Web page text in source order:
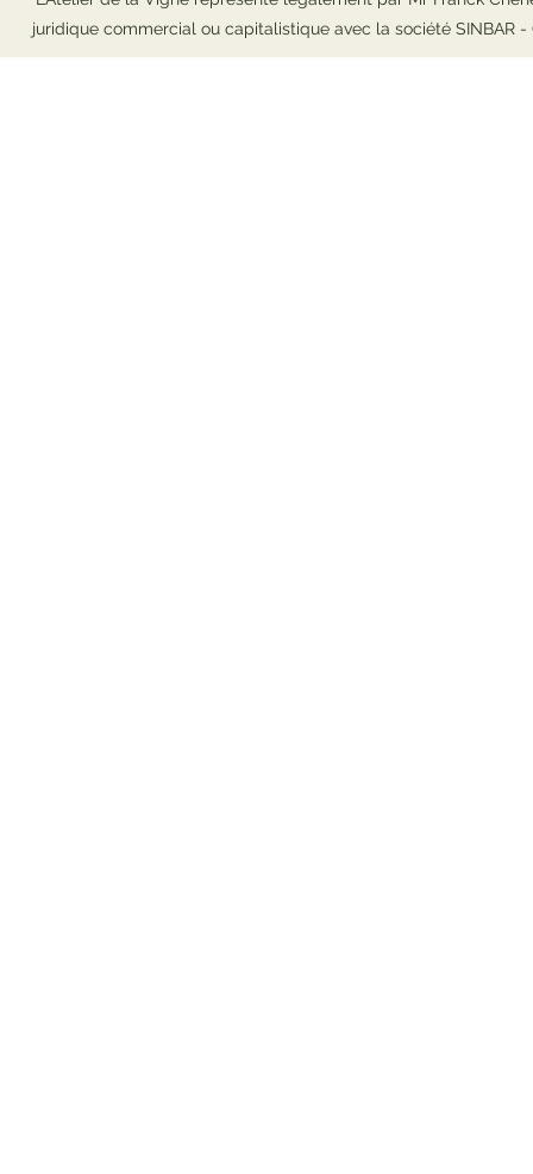
juridique commercial ou capitalistique avec la société SINBAR